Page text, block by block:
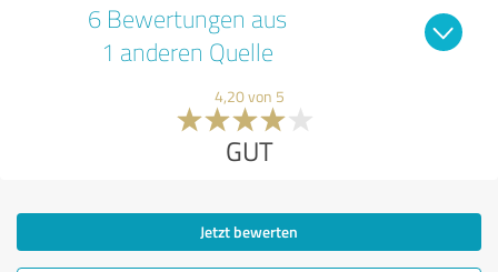
6 Bewertungen aus
1 anderen Quelle
4,20 von 5
GUT
Jetzt bewerten